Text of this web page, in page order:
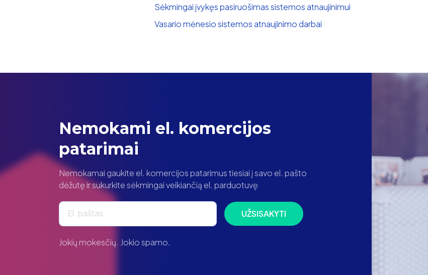
Sėkmingai įvykęs pasiruošimas sistemos atnaujinimui
Vasario mėnesio sistemos atnaujinimo darbai
Nemokami el. komercijos
patarimai
Nemokamai gaukite el. komercijos patarimus tiesiai į savo el. pašto
dėžutę ir sukurkite sėkmingai veikiančią el. parduotuvę
El. paštas UŽSISAKYTI
Jokių mokesčių. Jokio spamo.